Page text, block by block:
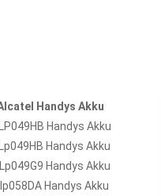
Handys Akku
Handys Akku
Handys Akku
Handys Akku
Handys Akku